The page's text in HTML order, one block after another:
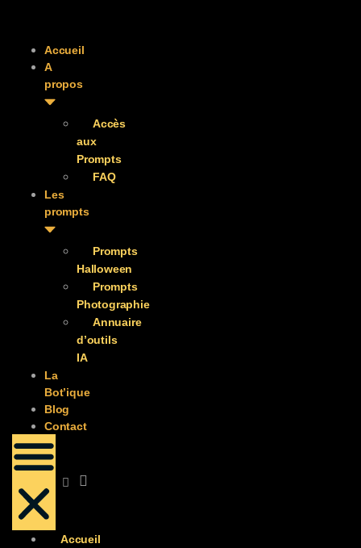
Accueil
A
propos
Accès
aux
Prompts
FAQ
Les
prompts
Prompts
Halloween
Prompts
Photographie
Annuaire
d’outils
IA
La
Bot’ique
Blog
Contact
Accueil